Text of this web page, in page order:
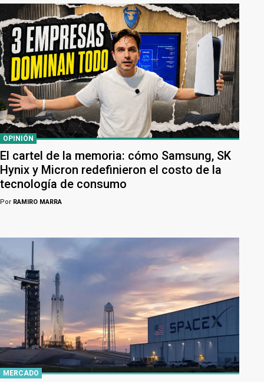
OPINIÓN
El cartel de la memoria: cómo Samsung, SK
Hynix y Micron redefinieron el costo de la
tecnología de consumo
Por RAMIRO MARRA
MERCADO